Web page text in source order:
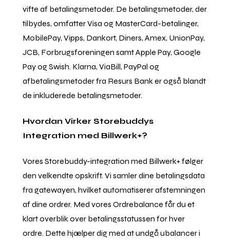
vifte af betalingsmetoder. De betalingsmetoder, der
tilbydes, omfatter Visa og MasterCard-betalinger,
MobilePay, Vipps, Dankort, Diners, Amex, UnionPay,
JCB, Forbrugsforeningen samt Apple Pay, Google
Pay og Swish. Klarna, ViaBill, PayPal og
afbetalingsmetoder fra Resurs Bank er også blandt
de inkluderede betalingsmetoder.
Hvordan Virker Storebuddys
Integration med Billwerk+?
Vores Storebuddy-integration med Billwerk+ følger
den velkendte opskrift. Vi samler dine betalingsdata
fra gatewayen, hvilket automatiserer afstemningen
af dine ordrer. Med vores Ordrebalance får du et
klart overblik over betalingsstatussen for hver
ordre. Dette hjælper dig med at undgå ubalancer i